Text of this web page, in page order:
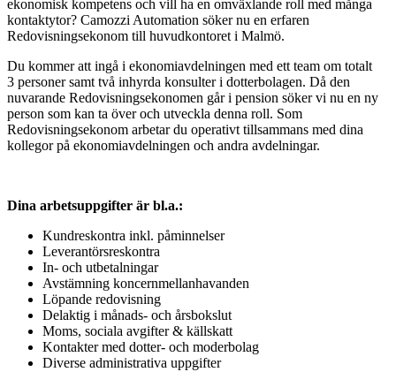
ekonomisk kompetens och vill ha en omväxlande roll med många
kontaktytor? Camozzi Automation söker nu en erfaren
Redovisningsekonom till huvudkontoret i Malmö.
Du kommer att ingå i ekonomiavdelningen med ett team om totalt
3 personer samt två inhyrda konsulter i dotterbolagen. Då den
nuvarande Redovisningsekonomen går i pension söker vi nu en ny
person som kan ta över och utveckla denna roll. Som
Redovisningsekonom arbetar du operativt tillsammans med dina
kollegor på ekonomiavdelningen och andra avdelningar.
Dina arbetsuppgifter är bl.a.:
Kundreskontra inkl. påminnelser
Leverantörsreskontra
In- och utbetalningar
Avstämning koncernmellanhavanden
Löpande redovisning
Delaktig i månads- och årsbokslut
Moms, sociala avgifter & källskatt
Kontakter med dotter- och moderbolag
Diverse administrativa uppgifter